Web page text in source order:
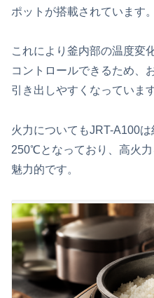
ポットが搭載されています。
これにより釜内部の温度変
コントロールできるため、
引き出しやすくなっています
火力についてもJRT-A100
250℃となっており、高火
魅力的です。